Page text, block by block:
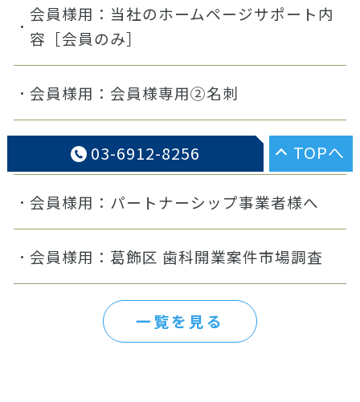
歯科内覧会・歯科開業のアルファージール、開業後の歯科経営・
会員様用：当社のホームページサポート内
容［会員のみ］
会員様用：会員様専用②名刺
会員様用：会員向け①
会員様用：パートナーシップ事業者様へ
会員様用：葛飾区 歯科開業案件市場調査
一覧を見る
03-6912-8256 TOPへ